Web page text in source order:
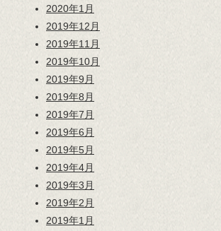
2020年1月
2019年12月
2019年11月
2019年10月
2019年9月
2019年8月
2019年7月
2019年6月
2019年5月
2019年4月
2019年3月
2019年2月
2019年1月